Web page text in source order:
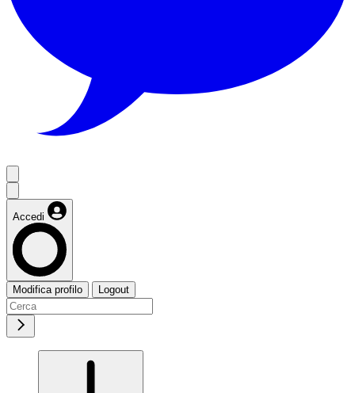
Accedi
Modifica profilo Logout